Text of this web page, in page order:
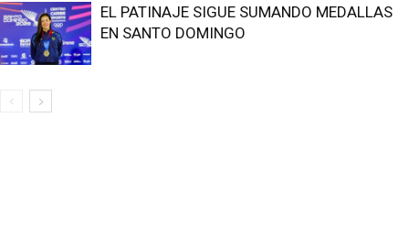
EL PATINAJE SIGUE SUMANDO MEDALLAS
EN SANTO DOMINGO